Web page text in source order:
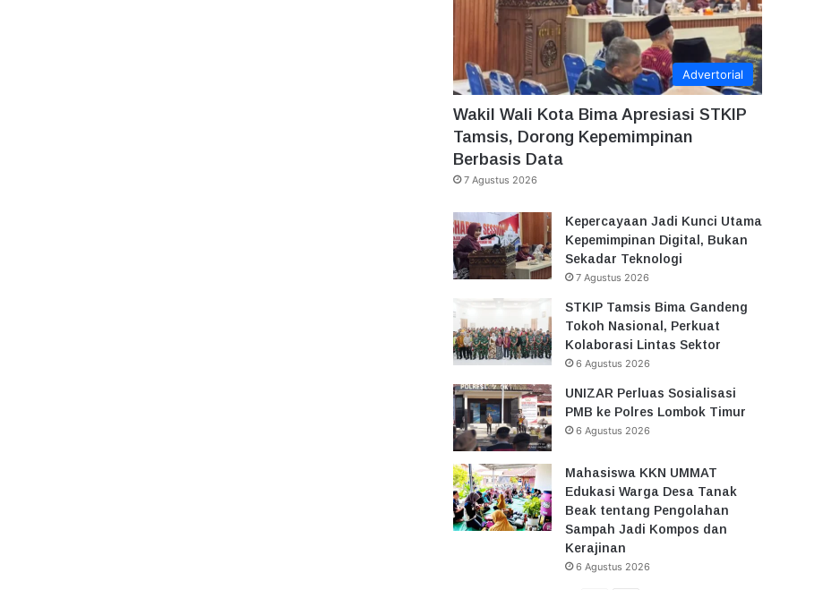
Advertorial
Wakil Wali Kota Bima Apresiasi STKIP
Tamsis, Dorong Kepemimpinan
Berbasis Data
7 Agustus 2026
Kepercayaan Jadi Kunci Utama
Kepemimpinan Digital, Bukan
Sekadar Teknologi
7 Agustus 2026
STKIP Tamsis Bima Gandeng
Tokoh Nasional, Perkuat
Kolaborasi Lintas Sektor
6 Agustus 2026
UNIZAR Perluas Sosialisasi
PMB ke Polres Lombok Timur
6 Agustus 2026
Mahasiswa KKN UMMAT
Edukasi Warga Desa Tanak
Beak tentang Pengolahan
Sampah Jadi Kompos dan
Kerajinan
6 Agustus 2026